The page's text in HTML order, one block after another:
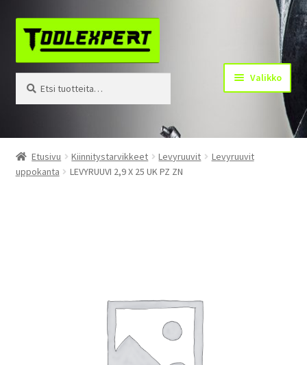
Siirry
navigointiin
Siirry
sisältöön
Valikko
Tuotteet
Yhteystiedot
Etusivu Kiinnitystarvikkeet Levyruuvit
Levyruuvit
uppokanta
LEVYRUUVI 2,9 X 25 UK PZ ZN